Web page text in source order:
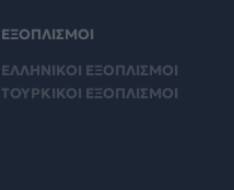
ΕΞΟΠΛΙΣΜΟΙ
ΕΛΛΗΝΙΚΟΙ ΕΞΟΠΛΙΣΜΟΙ
ΤΟΥΡΚΙΚΟΙ ΕΞΟΠΛΙΣΜΟΙ